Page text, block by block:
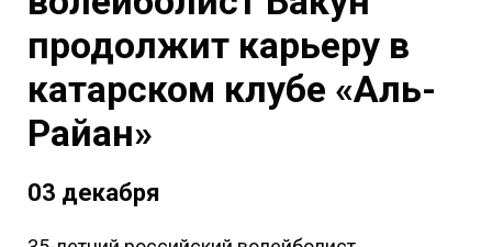
продолжит карьеру в
катарском клубе «Аль-
Райан»
03 декабря